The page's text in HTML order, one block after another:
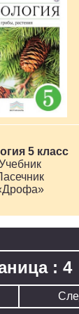
5 класс
: 4